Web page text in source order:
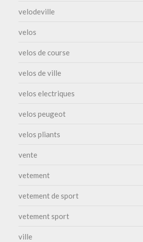
velodeville
velos
velos de course
velos de ville
velos electriques
velos peugeot
velos pliants
vente
vetement
vetement de sport
vetement sport
ville